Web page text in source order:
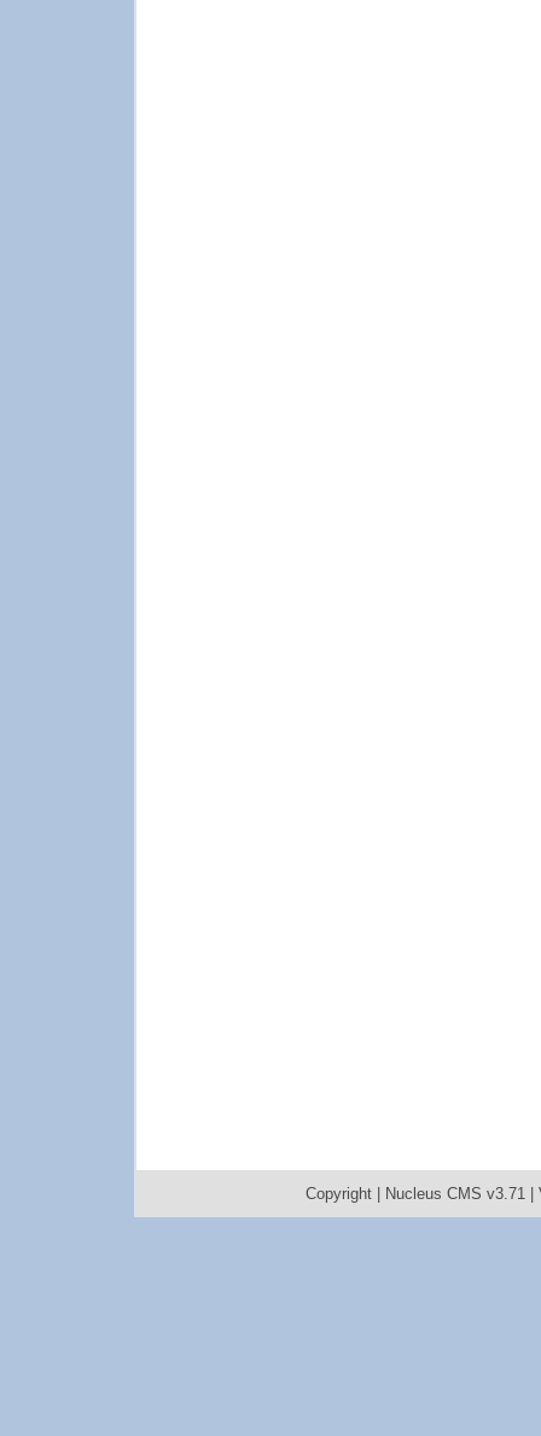
Copyright | Nucleus CMS v3.71